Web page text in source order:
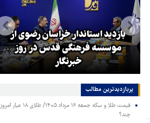
بازدید استاندار خراسان رضوی از
موسسه فرهنگی قدس در روز
خبرنگار
پربازدیدترین‌ مطالب
قیمت طلا و سکه جمعه ۱۶ مرداد ۱۴۰۵/ طلای ۱۸ عیار امروز
چند؟